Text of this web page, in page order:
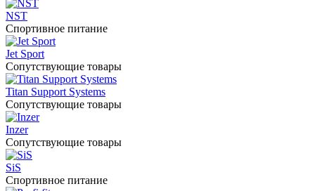
NST
Спортивное питание
Jet Sport
Сопутствующие товары
Titan Support Systems
Сопутствующие товары
Inzer
Сопутствующие товары
SiS
Спортивное питание